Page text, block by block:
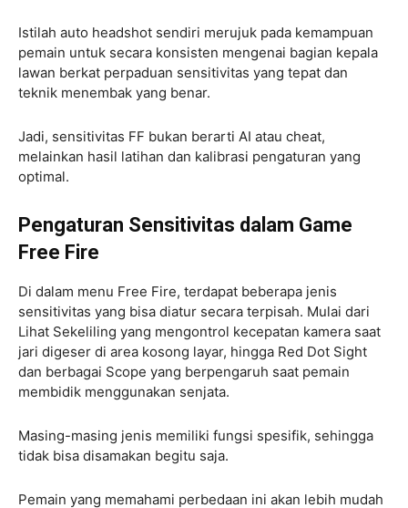
Istilah auto headshot sendiri merujuk pada kemampuan
pemain untuk secara konsisten mengenai bagian kepala
lawan berkat perpaduan sensitivitas yang tepat dan
teknik menembak yang benar.
Jadi, sensitivitas FF bukan berarti AI atau cheat,
melainkan hasil latihan dan kalibrasi pengaturan yang
optimal.
Pengaturan Sensitivitas dalam Game
Free Fire
Di dalam menu Free Fire, terdapat beberapa jenis
sensitivitas yang bisa diatur secara terpisah. Mulai dari
Lihat Sekeliling yang mengontrol kecepatan kamera saat
jari digeser di area kosong layar, hingga Red Dot Sight
dan berbagai Scope yang berpengaruh saat pemain
membidik menggunakan senjata.
Masing-masing jenis memiliki fungsi spesifik, sehingga
tidak bisa disamakan begitu saja.
Pemain yang memahami perbedaan ini akan lebih mudah